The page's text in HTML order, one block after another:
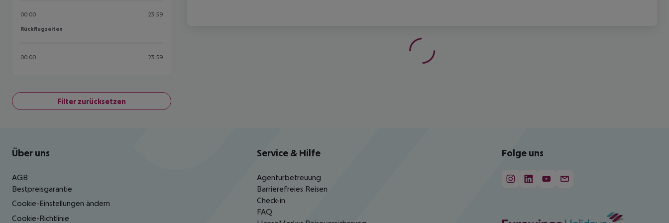
00:00 23:59
Rückflugzeiten
Rückflugzeiten
00:00 23:59
Filter zurücksetzen
Footer navigation
Über uns
AGB
Bestpreisgarantie
Cookie-Einstellungen ändern
Cookie-Richtlinie
Service & Hilfe
Agenturbetreuung
Barrierefreies Reisen
Check-in
FAQ
Folge uns